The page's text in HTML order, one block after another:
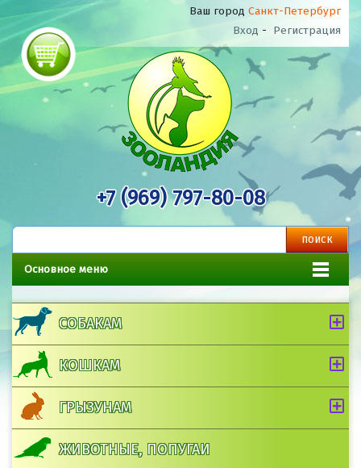
Ваш город Санкт-Петербург
Вход - Регистрация
+7 (969) 797-80-08
Основное меню
СОБАКАМ
КОШКАМ
ГРЫЗУНАМ
ЖИВОТНЫЕ, ПОПУГАИ